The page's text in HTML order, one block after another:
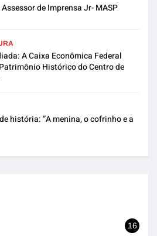
de Imprensa Jr- MASP
A Caixa Econômica Federal
Histórico do Centro de
história: “A menina, o cofrinho e a
16